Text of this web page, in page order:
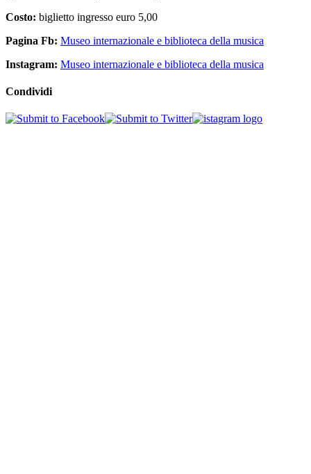
Costo: biglietto ingresso euro 5,00
Pagina Fb: Museo internazionale e biblioteca della musica
Instagram: Museo internazionale e biblioteca della musica
Condividi